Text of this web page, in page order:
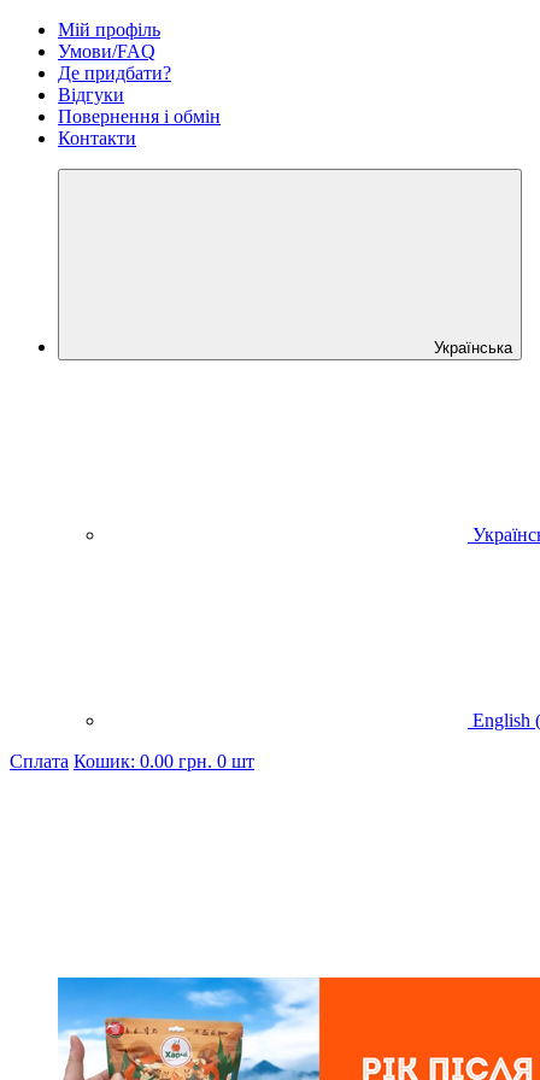
Мій профіль
Умови/FAQ
Де придбати?
Відгуки
Повернення і обмін
Контакти
Українська
English
Cплата Кошик: 0.00 грн. 0 шт